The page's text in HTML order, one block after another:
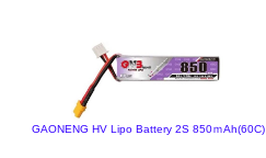
GAONENG HV Lipo Battery 2S 850ｍAh(60C)